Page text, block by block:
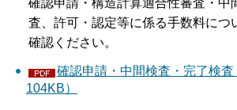
査、許可・認定等に係る手数料につ
確認ください。
確認申請・中間検査・完了検査
104KB）